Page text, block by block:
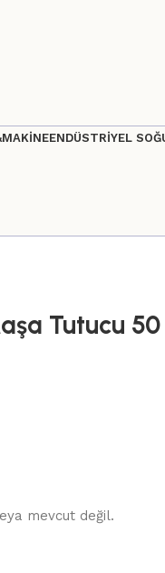
ENDÜSTRİYEL
Tutucu
mevcut değil.